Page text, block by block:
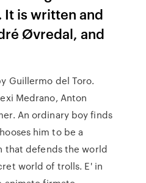
It is written and
Øvredal, and
Guillermo del Toro.
Medrano, Anton
An ordinary boy finds
him to be a
that defends the world
world of trolls. E' in